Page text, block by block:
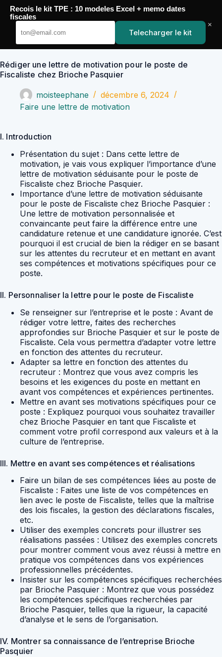
Passer
contenu
YoupiJobs
Rédiger une lettre de motivation pour le poste de
Fiscaliste chez Brioche Pasquier
moisteephane
décembre 6, 2024
Faire une lettre de motivation
I. Introduction
Présentation du sujet : Dans cette lettre de
motivation, je vais vous expliquer l’importance d’une
lettre de motivation séduisante pour le poste de
Fiscaliste chez Brioche Pasquier.
Importance d’une lettre de motivation séduisante
pour le poste de Fiscaliste chez Brioche Pasquier :
Une lettre de motivation personnalisée et
convaincante peut faire la différence entre une
candidature retenue et une candidature ignorée. C’est
pourquoi il est crucial de bien la rédiger en se basant
sur les attentes du recruteur et en mettant en avant
ses compétences et motivations spécifiques pour ce
poste.
II. Personnaliser la lettre pour le poste de Fiscaliste
Se renseigner sur l’entreprise et le poste : Avant de
rédiger votre lettre, faites des recherches
approfondies sur Brioche Pasquier et sur le poste de
Fiscaliste. Cela vous permettra d’adapter votre lettre
en fonction des attentes du recruteur.
Adapter sa lettre en fonction des attentes du
recruteur : Montrez que vous avez compris les
besoins et les exigences du poste en mettant en
avant vos compétences et expériences pertinentes.
Mettre en avant ses motivations spécifiques pour ce
poste : Expliquez pourquoi vous souhaitez travailler
chez Brioche Pasquier en tant que Fiscaliste et
comment votre profil correspond aux valeurs et à la
culture de l’entreprise.
III. Mettre en avant ses compétences et réalisations
Faire un bilan de ses compétences liées au poste de
Fiscaliste : Faites une liste de vos compétences en
lien avec le poste de Fiscaliste, telles que la maîtrise
des lois fiscales, la gestion des déclarations fiscales,
etc.
Utiliser des exemples concrets pour illustrer ses
réalisations passées : Utilisez des exemples concrets
pour montrer comment vous avez réussi à mettre en
pratique vos compétences dans vos expériences
professionnelles précédentes.
Insister sur les compétences spécifiques recherchées
par Brioche Pasquier : Montrez que vous possédez
les compétences spécifiques recherchées par
Brioche Pasquier, telles que la rigueur, la capacité
d’analyse et le sens de l’organisation.
IV. Montrer sa connaissance de l’entreprise Brioche
Pasquier
Recois le kit TPE : 10 modeles Excel + memo dates
fiscales
Telecharger le kit
×